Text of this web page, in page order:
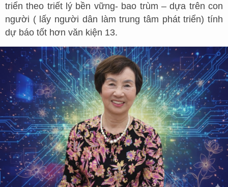
triển theo triết lý bền vững- bao trùm – dựa trên con
người ( lấy người dân làm trung tâm phát triển) tính
dự báo tốt hơn văn kiện 13.